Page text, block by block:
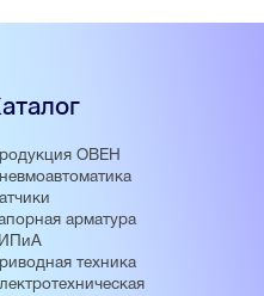
ОВЕН
арматура
техника